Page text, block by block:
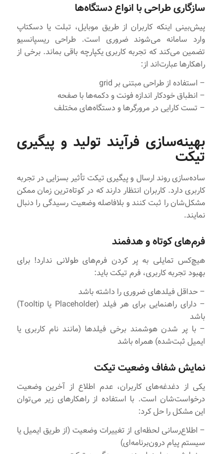
سازگاری طراحی با انواع دستگاه‌ها
پیش‌بینی اینکه کاربران از طریق موبایل، تبلت یا دسکتاپ
وارد سامانه می‌شوند ضروری است. طراحی ریسپانسیو
تضمین می‌کند که تجربه کاربری یکپارچه باقی بماند. برخی از
راهکارها عبارت‌اند از:
– استفاده از طراحی مبتنی بر grid
– انطباق خودکار اندازه فونت و دکمه‌ها با صفحه
– تست کارایی در مرورگرها و دستگاه‌های مختلف
بهینه‌سازی فرآیند تولید و پیگیری
تیکت
ساده‌سازی روند ارسال و پیگیری تیکت تأثیر بسزایی در تجربه
کاربری دارد. کاربران انتظار دارند که در کوتاه‌ترین زمان ممکن
مشکل‌شان را ثبت کنند و بلافاصله وضعیت رسیدگی را دنبال
نمایند.
فرم‌های کوتاه و هدفمند
هیچ‌کس تمایلی به پر کردن فرم‌های طولانی ندارد! برای
بهبود تجربه کاربری، فرم تیکت باید:
– حداقل فیلدهای ضروری را داشته باشد
– دارای راهنمایی برای هر فیلد (Placeholder یا Tooltip)
باشد
– با پر شدن هوشمند برخی فیلدها (مانند نام کاربری یا
ایمیل ثبت‌شده) همراه باشد
نمایش شفاف وضعیت تیکت
یکی از دغدغه‌های کاربران، عدم اطلاع از آخرین وضعیت
درخواست‌شان است. با استفاده از راهکارهای زیر می‌توان
این مشکل را حل کرد:
– اطلاع‌رسانی لحظه‌ای از تغییرات وضعیت (از طریق ایمیل یا
سیستم پیام درون‌برنامه‌ای)